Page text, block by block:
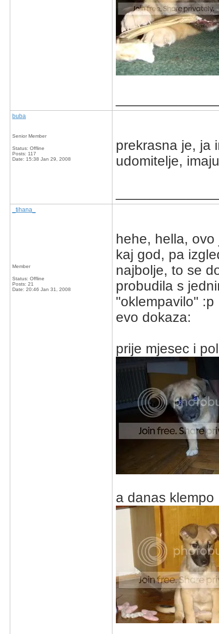
buba
Senior Member
Status: Offline
Posts: 117
Date: 15:38 Jan 29, 2008
prekrasna je, ja
udomitelje,
_tihana_
Member
Status: Offline
Posts: 21
Date: 20:46 Jan 31, 2008
hehe, hella,
kaj god, pa
najbolje, to se
probudila s
"oklempavilo" :p
evo dokaza:
prije mjesec i
a danas klempo